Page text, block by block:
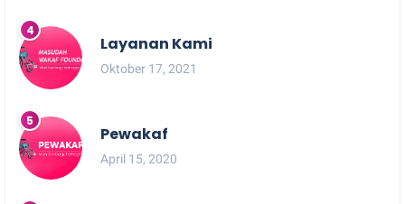
Layanan Kami
Oktober 17, 2021
Pewakaf
April 15, 2020